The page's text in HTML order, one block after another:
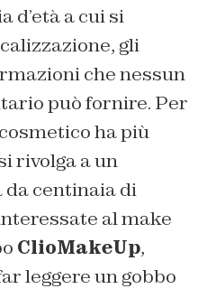
d’età a cui si
gli
che nessun
può fornire. Per
ha più
rivolga a un
centinaia di
al make
ClioMakeUp,
leggere un gobbo